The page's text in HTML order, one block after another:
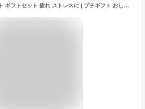
入浴剤 バスソルト ギフトセット 疲れ ストレスに | プチギフト おしゃれ ギフト お返し プレゼント お礼 女性 引っ越し 挨拶 結婚祝い 退職祝い バスセット 出産内祝い お祝い 誕生日 バスグッズ お風呂 お風呂グッズ リラックス 【GIFT】